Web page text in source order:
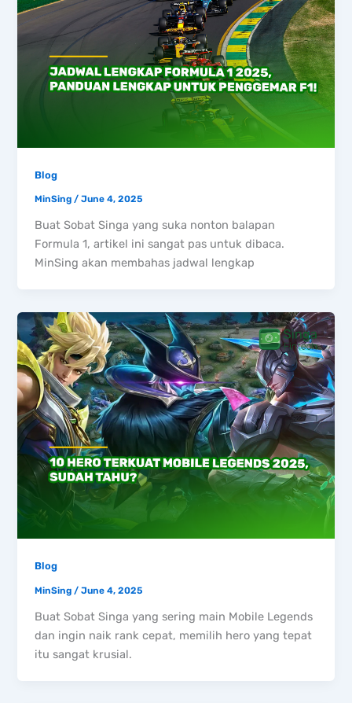
Blog
MinSing/June 4, 2025
Buat Sobat Singa yang suka nonton balapan
Formula 1, artikel ini sangat pas untuk dibaca.
MinSing akan membahas jadwal lengkap
Blog
MinSing /June 4, 2025
Buat Sobat Singa yang sering main Mobile Legends
dan ingin naik rank cepat, memilih hero yang tepat
itu sangat krusial.